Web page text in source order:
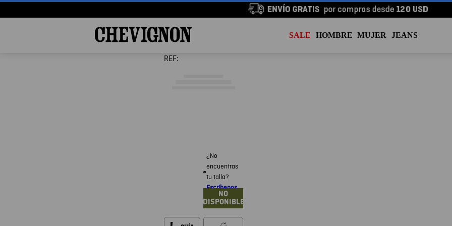
SALE HOMBRE MUJER JEANS
REF:
¿No
encuentras
tu talla?
Escribenos
NO
DISPONIBLE